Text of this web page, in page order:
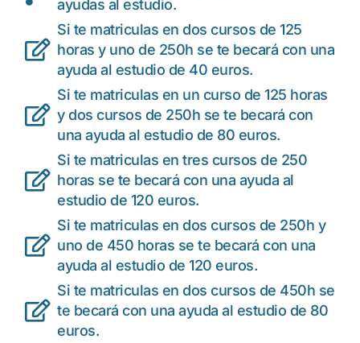
ayudas al estudio.
Si te matriculas en dos cursos de 125
horas y uno de 250h se te becará con una
ayuda al estudio de 40 euros.
Si te matriculas en un curso de 125 horas
y dos cursos de 250h se te becará con
una ayuda al estudio de 80 euros.
Si te matriculas en tres cursos de 250
horas se te becará con una ayuda al
estudio de 120 euros.
Si te matriculas en dos cursos de 250h y
uno de 450 horas se te becará con una
ayuda al estudio de 120 euros.
Si te matriculas en dos cursos de 450h se
te becará con una ayuda al estudio de 80
euros.